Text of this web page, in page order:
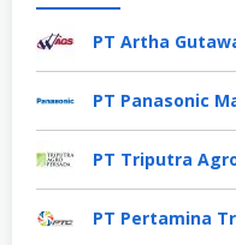
PT Artha
PT Panasonic
PT Triputra
PT Pertamina